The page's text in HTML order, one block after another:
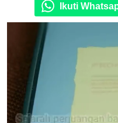
Ikuti